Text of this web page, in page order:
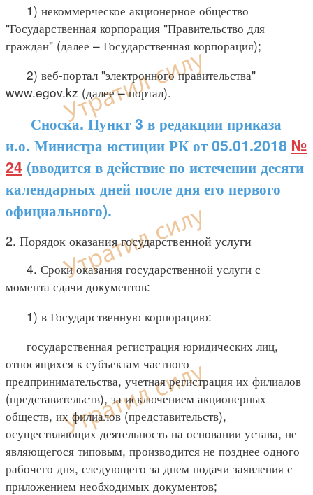
1) некоммерческое акционерное общество
"Государственная корпорация "Правительство для
граждан" (далее – Государственная корпорация);
2) веб-портал "электронного правительства"
www.egov.kz (далее – портал).
Сноска. Пункт 3 в редакции приказа
и.о. Министра юстиции РК от 05.01.2018 №
24 (вводится в действие по истечении десяти
календарных дней после дня его первого
официального).
2. Порядок оказания государственной услуги
4. Сроки оказания государственной услуги с
момента сдачи документов:
1) в Государственную корпорацию:
государственная регистрация юридических лиц,
относящихся к субъектам частного
предпринимательства, учетная регистрация их филиалов
(представительств), за исключением акционерных
обществ, их филиалов (представительств),
осуществляющих деятельность на основании устава, не
являющегося типовым, производится не позднее одного
рабочего дня, следующего за днем подачи заявления с
приложением необходимых документов;